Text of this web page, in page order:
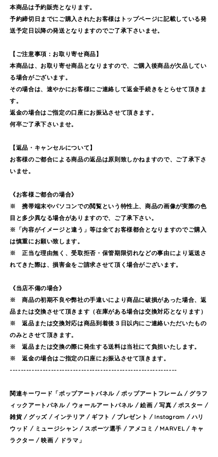
本商品は予約販売となります。
予約締切日までにご購入されたお客様はトップページに記載している発
送予定日以降の発送となりますのでご了承下さいませ。
【ご注意事項：お取り寄せ商品】
本商品は、お取り寄せ商品となりますので、ご購入後商品が欠品してい
る場合がございます。
その場合は、速やかにお客様にご連絡して返金手続きをとらせて頂きま
す。
返金の場合はご指定の口座にお振込させて頂きます。
何卒ご了承下さいませ。
【返品・キャンセルについて】
お客様のご都合による商品の返品は原則致しかねますので、ご了承下さ
いませ。
《お客様ご都合の場合》
※ 携帯端末やパソコンでの閲覧という特性上、商品の画像が実際の色
目と多少異なる場合がありますので、ご了承下さい。
※「内容がイメージと違う」等は全てお客様都合となりますのでご購入
は慎重にお願い致します。
※ 正当な理由無く、受取拒否・保管期限切れなどの事由により返送さ
れてきた際は、損害金をご請求させて頂く場合がございます。
《当店不備の場合》
※ 商品の初期不良や弊社の手違いにより商品に破損があった場合、返
品または交換させて頂きます（在庫がある場合は交換対応となります）
※ 返品または交換対応は商品到着後３日以内にご連絡いただいたもの
のみとさせて頂きます。
※ 返品または交換の際に発生する送料は当社にて負担いたします。
※ 返金の場合はご指定の口座にお振込させて頂きます。
-------------------------------------------------------------
関連キーワード「ポップアートパネル / ポップアートフレーム / グラフ
ィックアートパネル / ウォールアートパネル / 絵画 / 写真 / ポスター /
雑貨 / グッズ / インテリア / ギフト / プレゼント / Instagram / ハリ
ウッド / ミュージシャン / スポーツ選手 / アメコミ / MARVEL / キャ
ラクター / 映画 / ドラマ」